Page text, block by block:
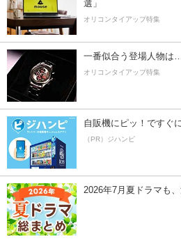
選」
オリコンタイアップ特集
一番似合う登場人物は
オリコンタイアップ特集
自販機にピッ！ですぐ
（PR）ジハンピ
2026年7月夏ドラマも